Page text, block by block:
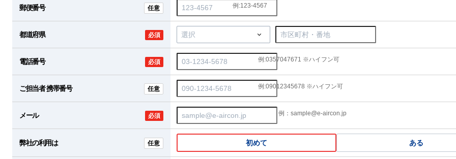
郵便番号 任意 例:123-4567
都道府県 必須
電話番号 必須 例:0357047671 ※ハイフン可
ご担当者 携帯番号 任意 例:09012345678 ※ハイフン可
メール 必須 例：sample@e-aircon.jp
弊社の利用は 任意 初めて ある